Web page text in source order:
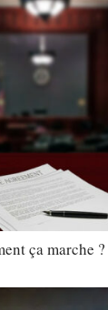
ça marche ?